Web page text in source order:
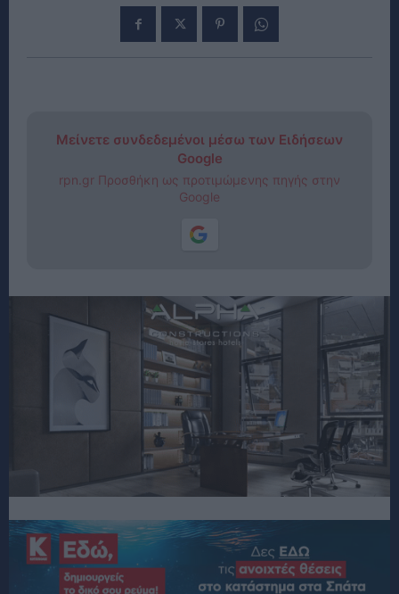
Μείνετε συνδεδεμένοι μέσω των Ειδήσεων
Google
rpn.gr Προσθήκη ως προτιμώμενης πηγής στην
Google